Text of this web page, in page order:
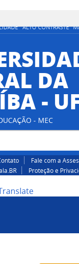
ALTO CONTRASTE
DA
-
- MEC
Fale com a
Proteção e